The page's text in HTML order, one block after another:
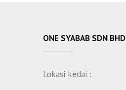
ONE SYABAB SDN BHD
Lokasi kedai :